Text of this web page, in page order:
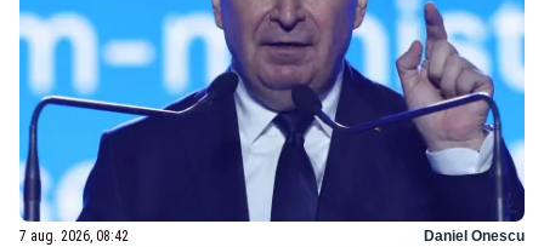
7 aug. 2026, 08:42 Daniel Onescu